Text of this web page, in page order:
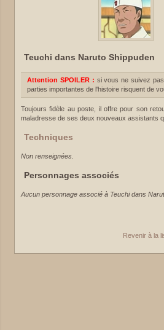
Teuchi dans Naruto Shippuden
Attention SPOILER : si vous ne suivez
parties importantes de l'histoire risquent de
Toujours fidèle au poste, il offre pour son
maladresse de ses deux nouveaux assistants
Techniques
Non renseignées.
Personnages associés
Aucun personnage associé à Teuchi dans
Revenir à la